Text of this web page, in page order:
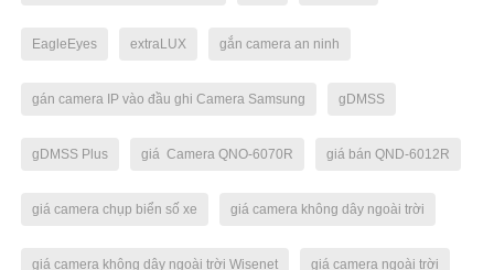
EagleEyes extraLUX gắn camera an ninh
gán camera IP vào đầu ghi Camera Samsung gDMSS
gDMSS Plus giá Camera QNO-6070R giá bán QND-6012R
giá camera chụp biển số xe giá camera không dây ngoài trời
giá camera không dây ngoài trời Wisenet giá camera ngoài trời